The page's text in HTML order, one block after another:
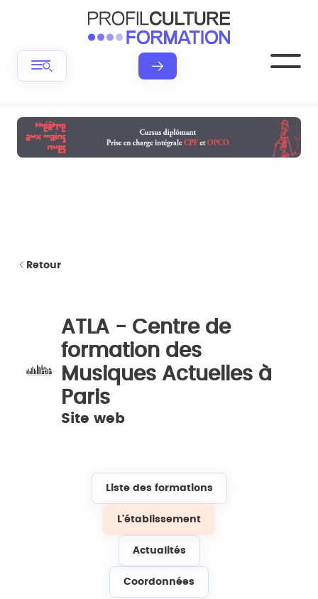
Retour
ATLA - Centre de
formation des
Musiques Actuelles à
Paris
Site web
Liste des formations
L'établissement
Actualités
Coordonnées